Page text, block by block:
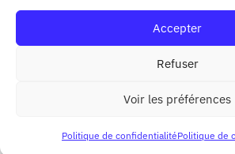
Accepter
Refuser
Voir les préférences
Politique de confidentialitéPolitique de